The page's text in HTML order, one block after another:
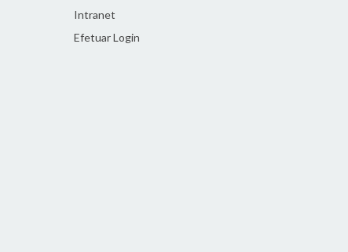
Intranet
Efetuar Login